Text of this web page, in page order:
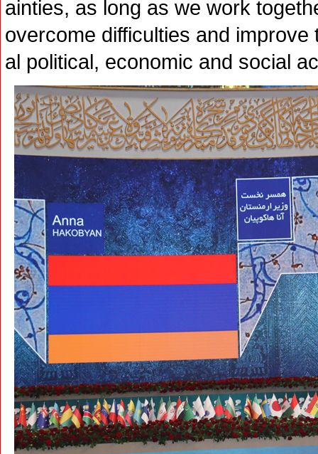
ainties, as long as we work
overcome difficulties and improve
al political, economic and social